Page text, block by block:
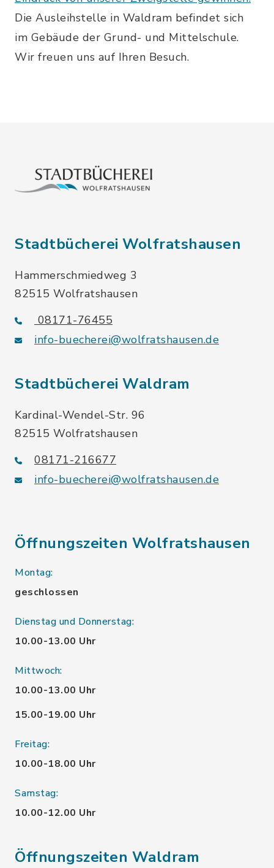
Die Ausleihstelle in Waldram befindet sich
im Gebäude der Grund- und Mittelschule.
Wir freuen uns auf Ihren Besuch.
Stadtbücherei Wolfratshausen
Hammerschmiedweg 3
82515 Wolfratshausen
08171-76455
info-buecherei@wolfratshausen.de
Stadtbücherei Waldram
Kardinal-Wendel-Str. 96
82515 Wolfratshausen
08171-216677
info-buecherei@wolfratshausen.de
Öffnungszeiten Wolfratshausen
Montag:
geschlossen
Dienstag und Donnerstag:
10.00-13.00 Uhr
Mittwoch:
10.00-13.00 Uhr
15.00-19.00 Uhr
Freitag:
10.00-18.00 Uhr
Samstag:
10.00-12.00 Uhr
Öffnungszeiten Waldram